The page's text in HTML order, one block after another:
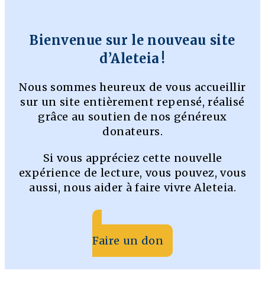
Bienvenue sur le nouveau site
d’Aleteia !
Nous sommes heureux de vous accueillir
sur un site entièrement repensé, réalisé
grâce au soutien de nos généreux
donateurs.
Si vous appréciez cette nouvelle
expérience de lecture, vous pouvez, vous
aussi, nous aider à faire vivre Aleteia.
Faire un don